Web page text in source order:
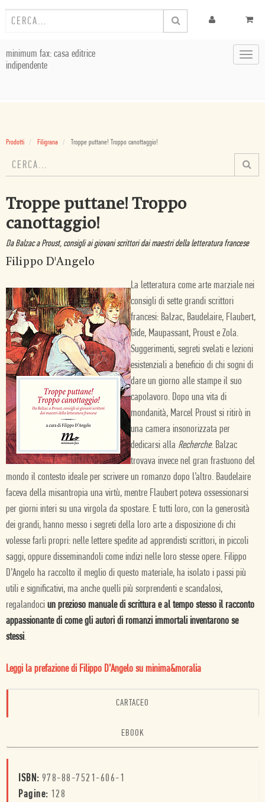
minimum fax: casa editrice
indipendente
Prodotti Filigrana Troppe puttane! Troppo canottaggio!
Troppe puttane! Troppo
canottaggio!
Da Balzac a Proust, consigli ai giovani scrittori dai maestri della letteratura francese
Filippo D'Angelo
La letteratura come arte marziale nei
consigli di sette grandi scrittori
francesi: Balzac, Baudelaire, Flaubert,
Gide, Maupassant, Proust e Zola.
Suggerimenti, segreti svelati e lezioni
esistenziali a beneficio di chi sogni di
dare un giorno alle stampe il suo
capolavoro. Dopo una vita di
mondanità, Marcel Proust si ritirò in
una camera insonorizzata per
dedicarsi alla Recherche. Balzac
trovava invece nel gran frastuono del
mondo il contesto ideale per scrivere un romanzo dopo l’altro. Baudelaire
faceva della misantropia una virtù, mentre Flaubert poteva ossessionarsi
per giorni interi su una virgola da spostare. E tutti loro, con la generosità
dei grandi, hanno messo i segreti della loro arte a disposizione di chi
volesse farli propri: nelle lettere spedite ad apprendisti scrittori, in piccoli
saggi, oppure disseminandoli come indizi nelle loro stesse opere. Filippo
D’Angelo ha raccolto il meglio di questo materiale, ha isolato i passi più
utili e significativi, ma anche quelli più sorprendenti e scandalosi,
regalandoci un prezioso manuale di scrittura e al tempo stesso il racconto
appassionante di come gli autori di romanzi immortali inventarono se
stessi.
Leggi la prefazione di Filippo D’Angelo su minima&moralia
CARTACEO
EBOOK
ISBN: 978-88-7521-606-1
Pagine: 128